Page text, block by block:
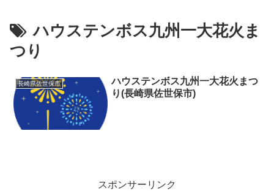
ハウステンボス九州一大花火ま
つり
長崎県佐世保市
ハウステンボス九州一大花火まつ
り(長崎県佐世保市)
スポンサーリンク